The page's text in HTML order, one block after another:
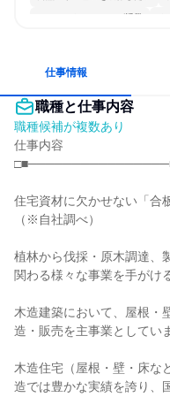
コミュニケーションが活発
仕事情報
職種と仕事内容
職種候補が複数あり
仕事内容
住宅資材に欠かせない「合
（※自社調べ）
植林から伐採・原木調達、
関わる様々な事業を手がけ
木造建築において、屋根・
造・販売を主事業としてい
木造住宅（屋根・壁・床な
造では豊かな実績を誇り、